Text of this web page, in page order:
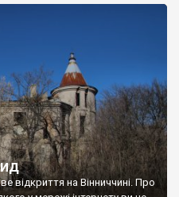
відкриття на Вінниччині. Про